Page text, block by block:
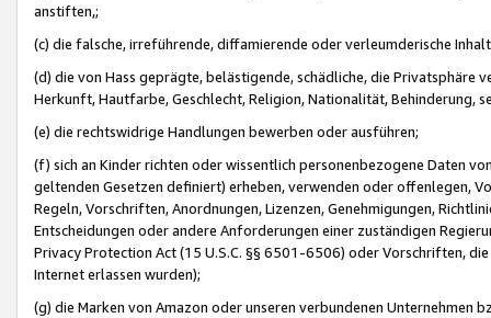
anstiften,;
(c) die falsche, irreführende, diffamierende oder verleumderische
(d) die von Hass geprägte, belästigende, schädliche, die Privatsphäre
Herkunft, Hautfarbe, Geschlecht, Religion, Nationalität, Behinderung,
(e) die rechtswidrige Handlungen bewerben oder ausführen;
(f) sich an Kinder richten oder wissentlich personenbezogene Daten
geltenden Gesetzen definiert) erheben, verwenden oder offenlegen,
Regeln, Vorschriften, Anordnungen, Lizenzen, Genehmigungen,
Entscheidungen oder andere Anforderungen einer zuständigen
Privacy Protection Act (15 U.S.C. §§ 6501-6506) oder Vorschriften,
Internet erlassen wurden);
(g) die Marken von Amazon oder unseren verbundenen Unternehmen